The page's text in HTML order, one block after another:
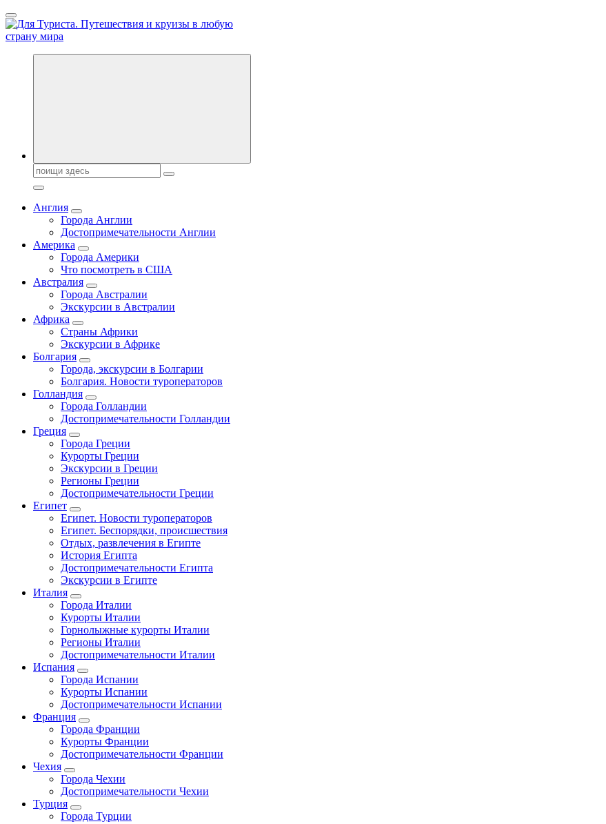
Перейти
к
содержанию
Новости туризма, куда поехать на отдых, где провести отпуск. Горящие туры, путёвки в дома отдыха, туристическое
Поиск:
Англия
Города Англии
Достопримечательности Англии
Америка
Города Америки
Что посмотреть в США
Австралия
Города Австралии
Экскурсии в Австралии
Африка
Страны Африки
Экскурсии в Африке
Болгария
Города, экскурсии в Болгарии
Болгария. Новости туроператоров
Голландия
Города Голландии
Достопримечательности Голландии
Греция
Города Греции
Курорты Греции
Экскурсии в Греции
Регионы Греции
Достопримечательности Греции
Египет
Египет. Новости туроператоров
Египет. Беспорядки, происшествия
Отдых, развлечения в Египте
История Египта
Достопримечательности Египта
Экскурсии в Египте
Италия
Города Италии
Курорты Италии
Горнолыжные курорты Италии
Регионы Италии
Достопримечательности Италии
Испания
Города Испании
Курорты Испании
Достопримечательности Испании
Франция
Города Франции
Курорты Франции
Достопримечательности Франции
Чехия
Города Чехии
Достопримечательности Чехии
Турция
Города Турции